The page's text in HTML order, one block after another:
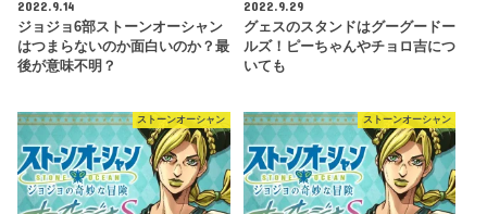
2022.9.14
ジョジョ6部ストーンオーシャン
はつまらないのか面白いのか？最
後が意味不明？
2022.9.29
グェスのスタンドはグーグードー
ルズ！ピーちゃんやチョロ吉につ
いても
ストーンオーシャン ストーンオーシャン